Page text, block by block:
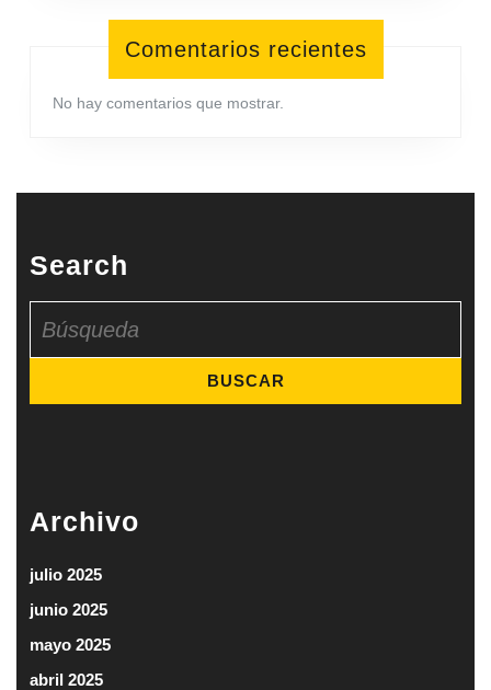
Comentarios recientes
No hay comentarios que mostrar.
Search
Archivo
julio 2025
junio 2025
mayo 2025
abril 2025